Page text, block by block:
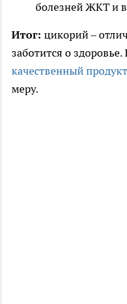
болезней ЖКТ и
Итог: цикорий –
заботится о здоровье.
качественный продукт
меру.